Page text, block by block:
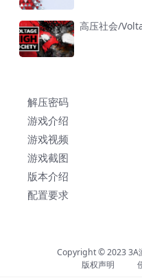
高压社会/
解压密码
游戏介绍
游戏视频
游戏截图
版本介绍
配置要求
Copyright © 20233A
版权声明